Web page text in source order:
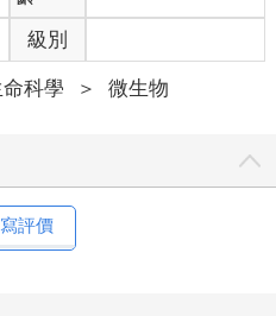
，但是空氣、室內灰塵、飲水
帶進來的食物，都共同餵養著
理解成腸道裡那個幾乎一刻
樂的大功臣。
）致敬吧！」二○○三年時，
籲。在十五年前，替我們的腸
動。如今，我們已經知道，細
生物房客！」這個同樣大膽的
級別
科學 ＞ 微生物
寫評價